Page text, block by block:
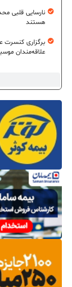
نارسایی قلبی
هستند
برگزاری کنسرت
علاقه‌مندان